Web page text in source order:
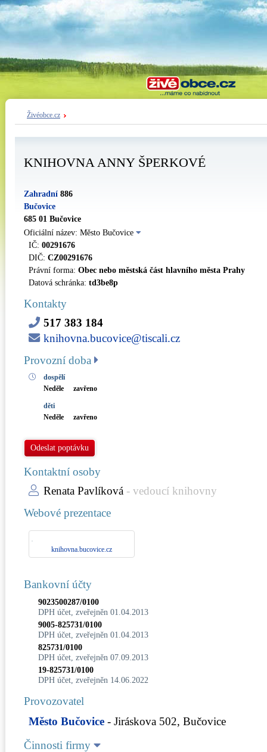
Živéobce.cz
KNIHOVNA ANNY ŠPERKOVÉ
Zahradní 886
Bučovice
685 01 Bučovice
Oficiální název: Město Bučovice
IČ: 00291676
DIČ: CZ00291676
Právní forma: Obec nebo městská část hlavního města Prahy
Datová schránka: td3be8p
Kontakty
517 383 184
knihovna.bucovice@tiscali.cz
Provozní doba
dospělí
Neděle
zavřeno
děti
Neděle
zavřeno
Odeslat poptávku
Kontaktní osoby
Renata Pavlíková - vedoucí knihovny
Webové prezentace
knihovna.bucovice.cz
Bankovní účty
9023500287/0100
DPH účet, zveřejněn 01.04.2013
9005-825731/0100
DPH účet, zveřejněn 01.04.2013
825731/0100
DPH účet, zveřejněn 07.09.2013
19-825731/0100
DPH účet, zveřejněn 14.06.2022
Provozovatel
Město Bučovice - Jiráskova 502, Bučovice
Činnosti firmy